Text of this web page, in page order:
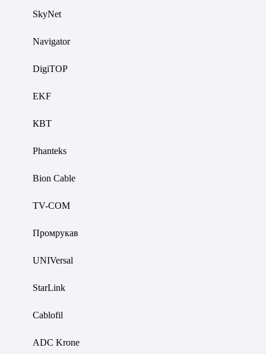
SkyNet
Navigator
DigiTOP
EKF
КВТ
Phanteks
Bion Cable
TV-COM
Промрукав
UNIVersal
StarLink
Cablofil
ADC Krone